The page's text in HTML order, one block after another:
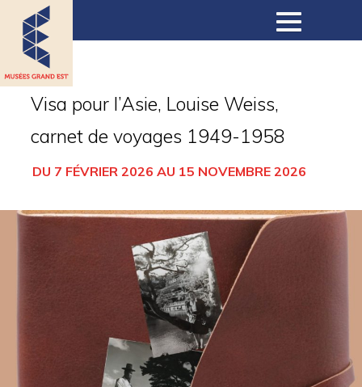
Collections
Expositions virtuelles
Actualités
Actualités
Visa pour l’Asie, Louise Weiss,
carnet de voyages 1949-1958
DU 7 FÉVRIER 2026 AU 15 NOVEMBRE 2026